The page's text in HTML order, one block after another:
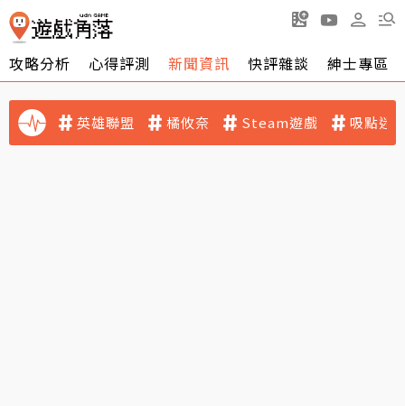
攻略分析 心得評測 新聞資訊 快評雜談 紳士專區
英雄聯盟 橘攸奈 Steam遊戲 吸點迷